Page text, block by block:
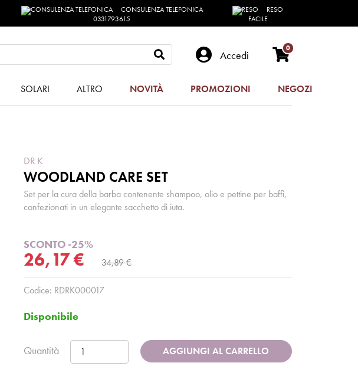
CONSULENZA TELEFONICA
0331793615
RESO
FACILE
Accedi
0
SOLARI ALTRO NOVITÀ PROMOZIONI NEGOZI
DR K
WOODLAND CARE SET
Set per la cura della barba contenente shampoo, olio e pettine per baffi,
confezionati in un elegante sacchetto di iuta.
SCONTO -25%
26,17 € 34,89 €
Codice: RDRK000017
Disponibile
Quantità AGGIUNGI AL CARRELLO